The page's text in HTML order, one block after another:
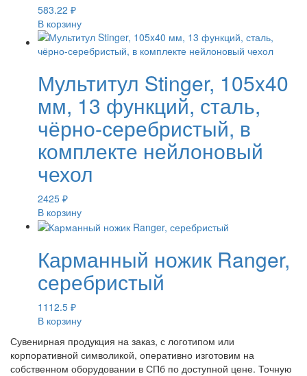
583.22 ₽
В корзину
Мультитул Stinger, 105x40
мм, 13 функций, сталь,
чёрно-серебристый, в
комплекте нейлоновый
чехол
2425 ₽
В корзину
Карманный ножик Ranger,
серебристый
1112.5 ₽
В корзину
Сувенирная продукция на заказ, с логотипом или
корпоративной символикой, оперативно изготовим на
собственном оборудовании в СПб по доступной цене. Точную